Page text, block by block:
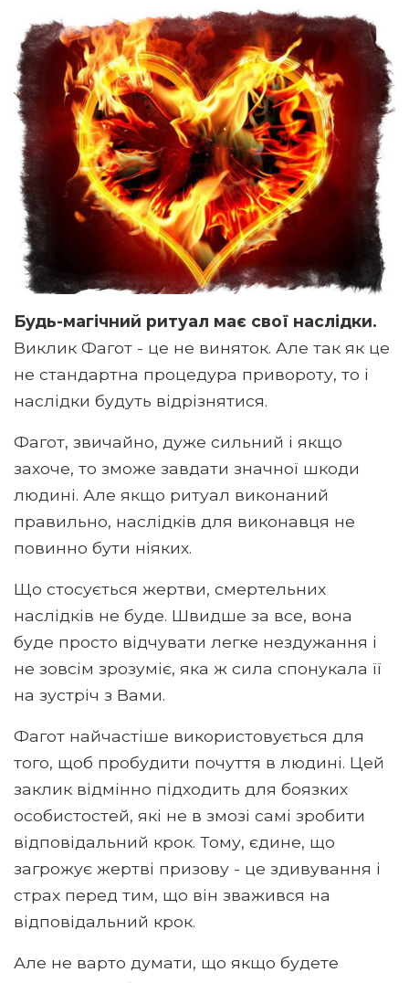
Будь-магічний ритуал має свої наслідки.
Виклик Фагот - це не виняток. Але так як це
не стандартна процедура привороту, то і
наслідки будуть відрізнятися.
Фагот, звичайно, дуже сильний і якщо
захоче, то зможе завдати значної шкоди
людині. Але якщо ритуал виконаний
правильно, наслідків для виконавця не
повинно бути ніяких.
Що стосується жертви, смертельних
наслідків не буде. Швидше за все, вона
буде просто відчувати легке нездужання і
не зовсім зрозуміє, яка ж сила спонукала її
на зустріч з Вами.
Фагот найчастіше використовується для
того, щоб пробудити почуття в людині. Цей
заклик відмінно підходить для боязких
особистостей, які не в змозі самі зробити
відповідальний крок. Тому, єдине, що
загрожує жертві призову - це здивування і
страх перед тим, що він зважився на
відповідальний крок.
Але не варто думати, що якщо будете